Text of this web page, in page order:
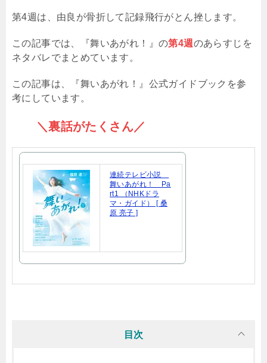
第4週は、由良が骨折して記録飛行がとん挫します。
この記事では、『舞いあがれ！』の第4週 のあらすじを
ネタバレでまとめています。
この記事は、『舞いあがれ！』公式ガイドブックを参
考にしています。
＼裏話がたくさん／
連続テレビ小説
舞いあがれ！ Pa
rt1 （NHKドラ
マ・ガイド） [ 桑
原 亮子 ]
目次